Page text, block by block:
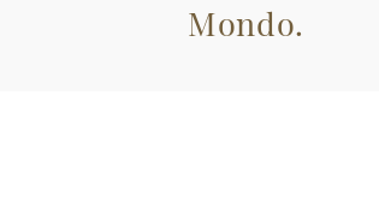
Mondo.